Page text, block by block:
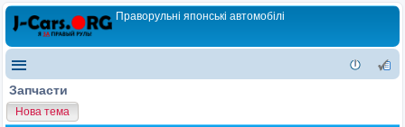
Праворульні японські автомобілі
Запчасти
Нова тема